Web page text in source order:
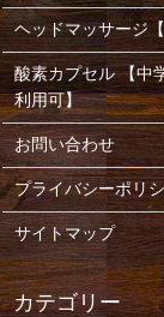
ヘッドマッサージ
酸素カプセル 【中
利用可】
お問い合わせ
プライバシーポリ
サイトマップ